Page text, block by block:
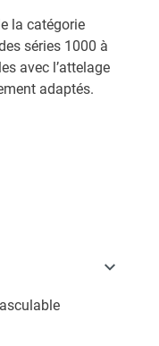
la catégorie
séries 1000 à
avec l’attelage
adaptés.